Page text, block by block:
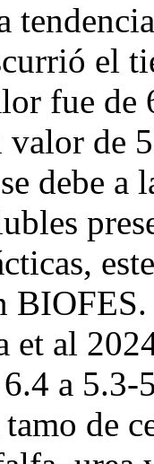
el
fue de
valor de
debe a
al
a 5.3-
de